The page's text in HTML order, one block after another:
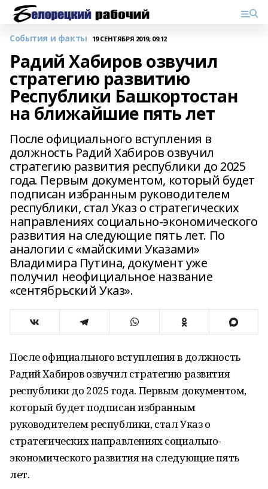
События и факты 19 СЕНТЯБРЯ 2019, 09:12
Радий Хабиров озвучил
стратегию развитию
Республики Башкортостан
на ближайшие пять лет
После официального вступления в
должность Радий Хабиров озвучил
стратегию развития республики до 2025
года. Первым документом, который будет
подписан избранным руководителем
республики, стал Указ о стратегических
направлениях социально-экономического
развития на следующие пять лет. По
аналогии с «майскими Указами»
Владимира Путина, документ уже
получил неофициальное название
«сентябрьский Указ».
После официального вступления в должность
Радий Хабиров озвучил стратегию развития
республики до 2025 года. Первым документом,
который будет подписан избранным
руководителем республики, стал Указ о
стратегических направлениях социально-
экономического развития на следующие пять
лет.